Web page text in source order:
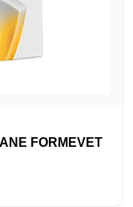
FORMEVET